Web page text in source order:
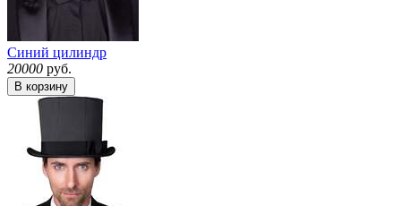
Синий цилиндр
20000 руб.
В корзину